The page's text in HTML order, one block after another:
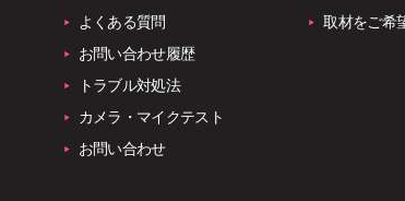
よくある質問
お問い合わせ履歴
トラブル対処法
カメラ・マイクテスト
お問い合わせ
取材をご希